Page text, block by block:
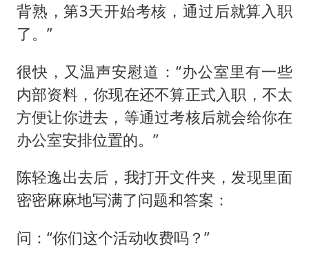
背熟，第3天开始考核，通过后就算入职
了。”
很快，又温声安慰道：“办公室里有一些
内部资料，你现在还不算正式入职，不太
方便让你进去，等通过考核后就会给你在
办公室安排位置的。”
陈轻逸出去后，我打开文件夹，发现里面
密密麻麻地写满了问题和答案：
问：“你们这个活动收费吗？”